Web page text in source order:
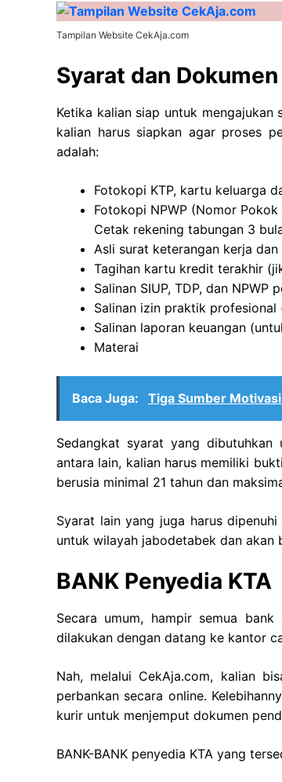
Tampilan Website CekAja.com
Syarat dan
Ketika kalian siap untuk
kalian harus siapkan agar proses
adalah:
Fotokopi KTP, kartu keluarga
Fotokopi NPWP (Nomor
Cetak rekening tabungan 3
Asli surat keterangan kerja
Tagihan kartu kredit terakhir
Salinan SIUP, TDP, dan NPWP
Salinan izin praktik
Salinan laporan keuangan
Materai
Baca Juga: Tiga Sumber
Sedangkat syarat yang dibutuhkan
antara lain, kalian harus memiliki
berusia minimal 21 tahun dan
Syarat lain yang juga harus
untuk wilayah jabodetabek dan akan
BANK Penyedia KTA
Secara umum, hampir semua
dilakukan dengan datang ke kantor
Nah, melalui CekAja.com, kalian
perbankan secara online.
kurir untuk menjemput dokumen
BANK-BANK penyedia KTA yang